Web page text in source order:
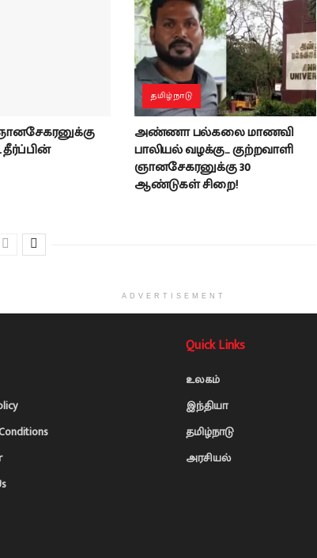
தமிழ்நாடு
அண்ணா பல்கலை மாணவி
பாலியல் வழக்கு… குற்றவாளி
ஞானசேகரனுக்கு 30
ஆண்டுகள் சிறை!
ADVERTISEMENT
Quick Links
உலகம்
இந்தியா
தமிழ்நாடு
அரசியல்